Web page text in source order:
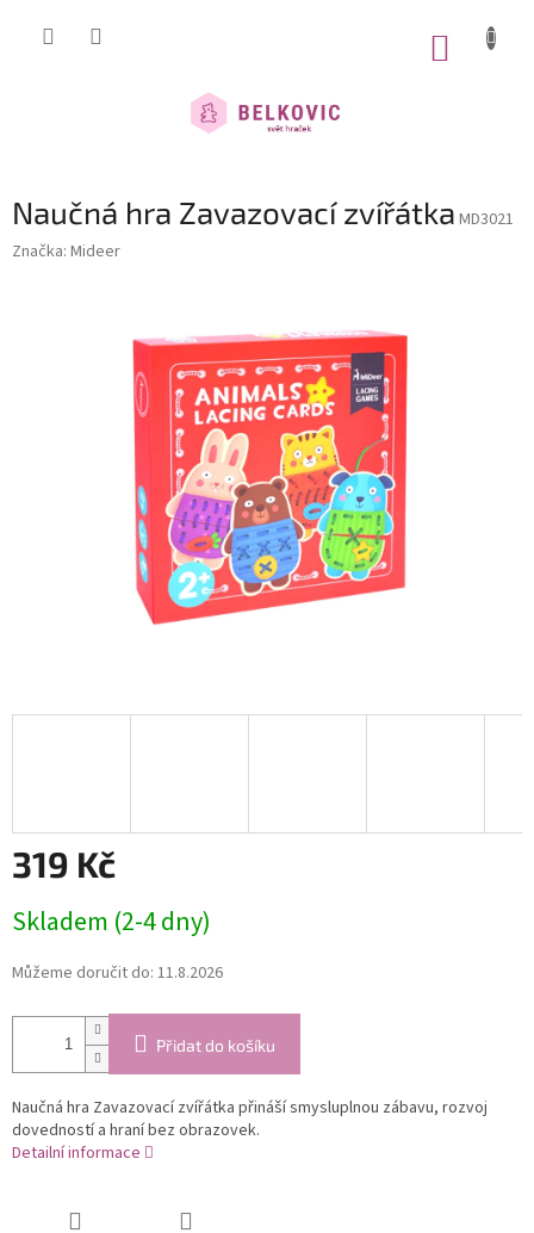
Naučná hra Zavazovací zvířátka MD3021
Značka: Mideer
319 Kč
cena:
Skladem (2-4 dny)
Můžeme doručit do: 11.8.2026
Přidat do košíku
Naučná hra Zavazovací zvířátka přináší smysluplnou zábavu, rozvoj
dovedností a hraní bez obrazovek.
Detailní informace